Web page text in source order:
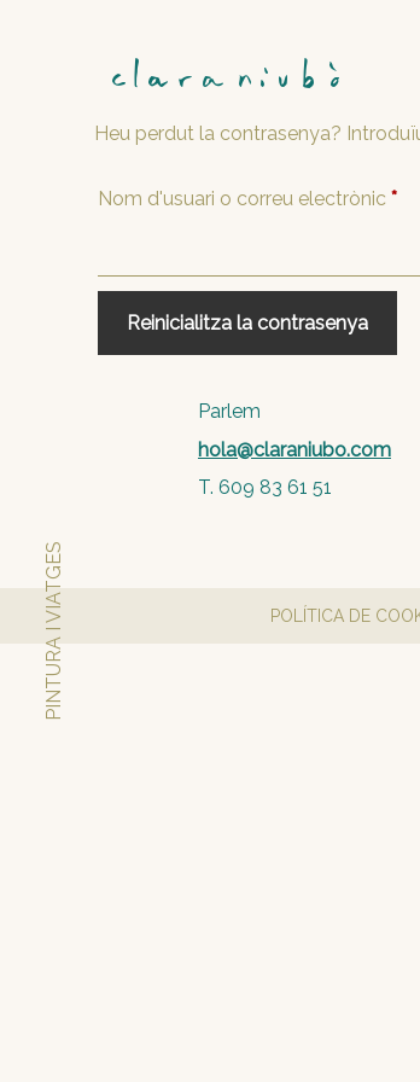
PINTURA I VIATGES
Heu perdut la contrasenya?
Nom d'usuari o correu electrònic *
Reinicialitza la contrasenya
Parlem
hola@claraniubo.com
T. 609 83 61 51
POLÍTICA DE